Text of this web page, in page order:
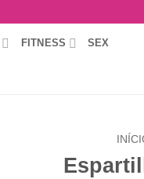
FITNESS SEX